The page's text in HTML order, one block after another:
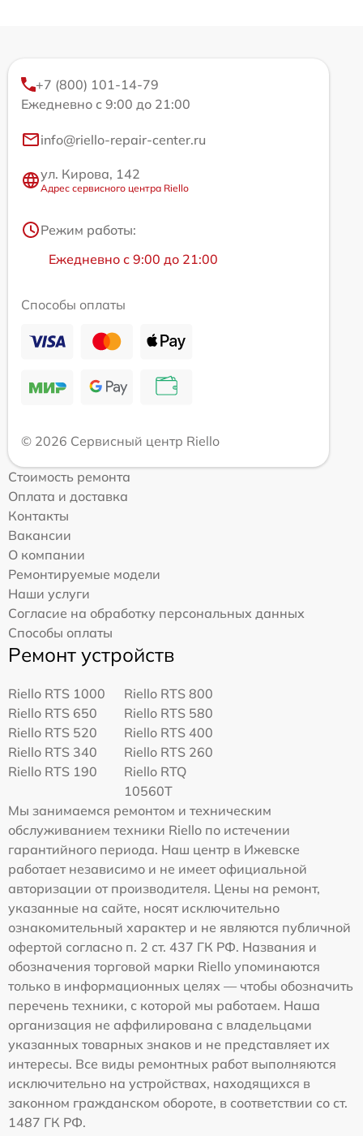
+7 (800) 101-14-79
Ежедневно с 9:00 до 21:00
info@riello-repair-center.ru
ул. Кирова, 142
Адрес сервисного центра Riello
Режим работы:
Ежедневно с 9:00 до 21:00
Способы оплаты
© 2026 Сервисный центр Riello
Стоимость ремонта
Оплата и доставка
Контакты
Вакансии
О компании
Ремонтируемые модели
Наши услуги
Согласие на обработку персональных данных
Способы оплаты
Ремонт устройств
Riello RTS 1000
Riello RTS 800
Riello RTS 650
Riello RTS 580
Riello RTS 520
Riello RTS 400
Riello RTS 340
Riello RTS 260
Riello RTS 190
Riello RTQ
10560T
Мы занимаемся ремонтом и техническим
обслуживанием техники Riello по истечении
гарантийного периода. Наш центр в Ижевске
работает независимо и не имеет официальной
авторизации от производителя. Цены на ремонт,
указанные на сайте, носят исключительно
ознакомительный характер и не являются публичной
офертой согласно п. 2 ст. 437 ГК РФ. Названия и
обозначения торговой марки Riello упоминаются
только в информационных целях — чтобы обозначить
перечень техники, с которой мы работаем. Наша
организация не аффилирована с владельцами
указанных товарных знаков и не представляет их
интересы. Все виды ремонтных работ выполняются
исключительно на устройствах, находящихся в
законном гражданском обороте, в соответствии со ст.
1487 ГК РФ.